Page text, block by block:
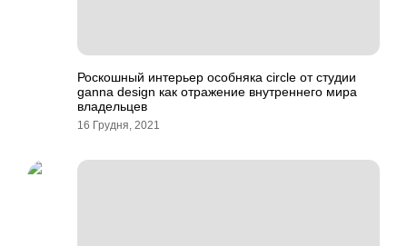
Роскошный интерьер особняка circle от студии
ganna design как отражение внутреннего мира
владельцев
16 Грудня, 2021